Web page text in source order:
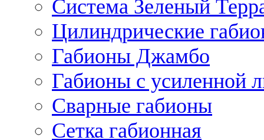
Система Зеленый
Цилиндрические
Габионы Джамбо
Габионы с усиленной
Сварные габионы
Сетка габионная